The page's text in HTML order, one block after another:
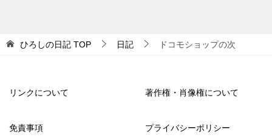
ひろしの日記 TOP 日記 ドコモショップの次
リンクについて 著作権・肖像権について
免責事項 プライバシーポリシー